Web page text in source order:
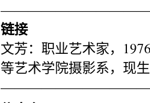
链接
文芳：职业艺术家，
等艺术学院摄影系，现